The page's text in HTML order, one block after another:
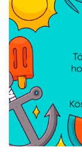
Apple MBA
MIDNIGHT/M5
CPU/8C
GPU/16GB/